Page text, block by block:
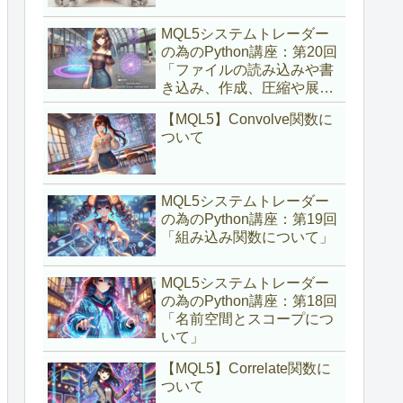
MQL5システムトレーダー
の為のPython講座：第20回
「ファイルの読み込みや書
き込み、作成、圧縮や展開
について」
【MQL5】Convolve関数に
ついて
MQL5システムトレーダー
の為のPython講座：第19回
「組み込み関数について」
MQL5システムトレーダー
の為のPython講座：第18回
「名前空間とスコープにつ
いて」
【MQL5】Correlate関数に
ついて